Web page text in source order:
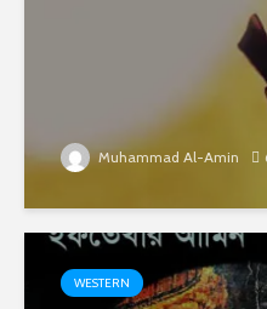
Muhammad Al-Amin
WESTERN